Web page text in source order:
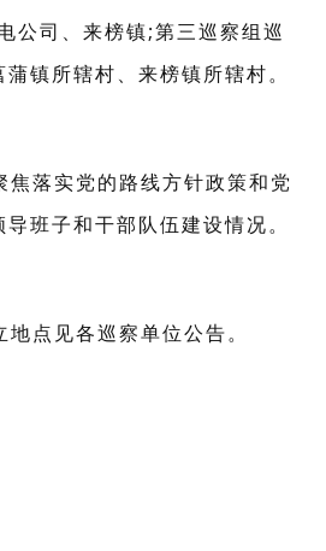
公司、来榜镇;第三巡察组巡
镇所辖村、来榜镇所辖村。
落实党的路线方针政策和党
班子和干部队伍建设情况。
点见各巡察单位公告。